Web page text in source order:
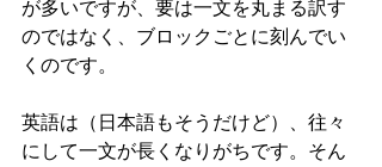
が多いですが、要は一文を丸まる訳す
のではなく、ブロックごとに刻んでい
くのです。
英語は（日本語もそうだけど）、往々
にして一文が長くなりがちです。そん